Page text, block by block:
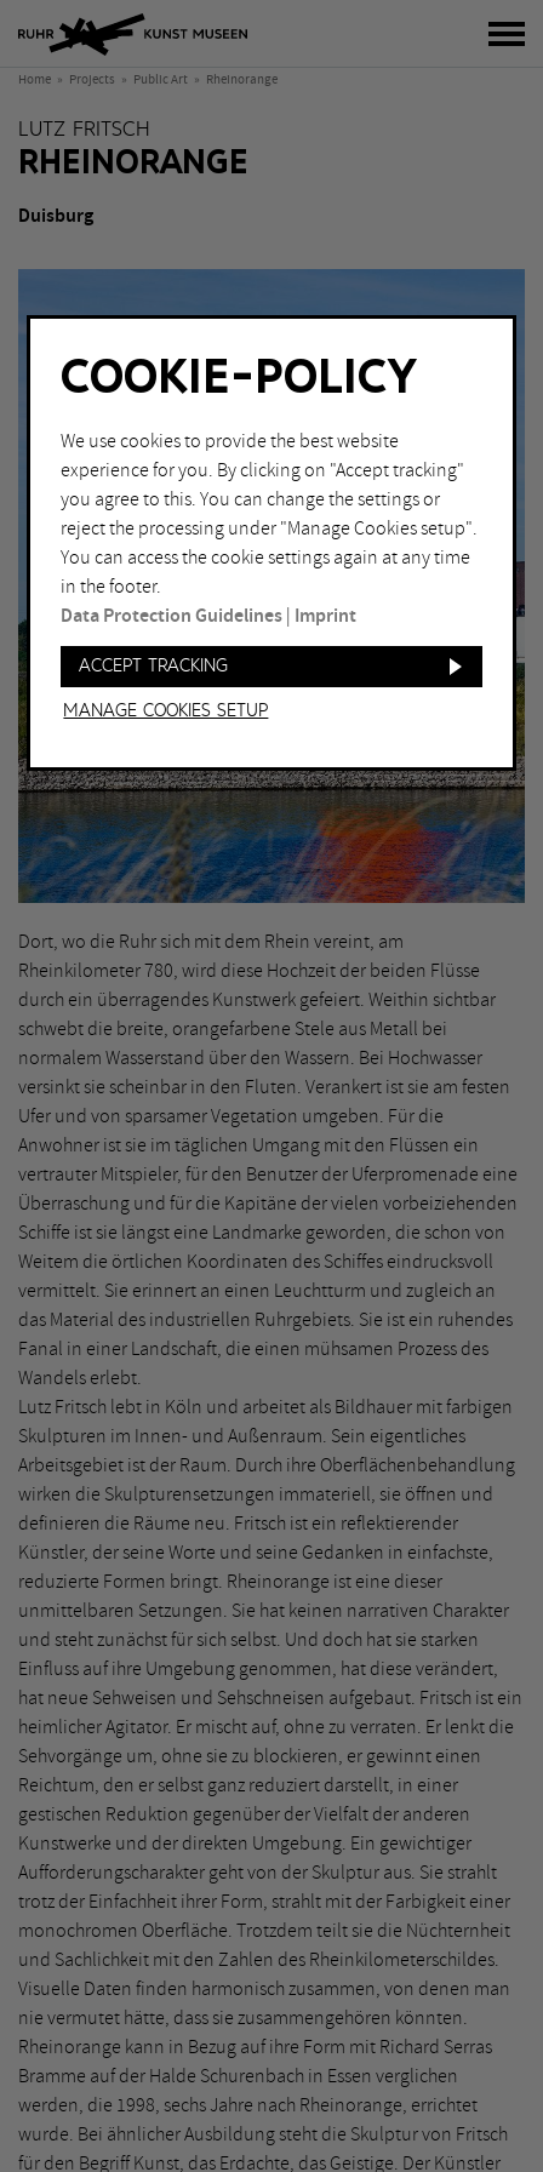
Home Projects Public Art Rheinorange
LUTZ FRITSCH
RHEINORANGE
Duisburg
Dort, wo die Ruhr sich mit dem Rhein vereint, am
Rheinkilometer 780, wird diese Hochzeit der beiden Flüsse
durch ein überragendes Kunstwerk gefeiert. Weithin sichtbar
schwebt die breite, orangefarbene Stele aus Metall bei
normalem Wasserstand über den Wassern. Bei Hochwasser
versinkt sie scheinbar in den Fluten. Verankert ist sie am festen
Ufer und von sparsamer Vegetation umgeben. Für die
Anwohner ist sie im täglichen Umgang mit den Flüssen ein
vertrauter Mitspieler, für den Benutzer der Uferpromenade eine
Überraschung und für die Kapitäne der vielen vorbeiziehenden
Schiffe ist sie längst eine Landmarke geworden, die schon von
Weitem die örtlichen Koordinaten des Schiffes eindrucksvoll
vermittelt. Sie erinnert an einen Leuchtturm und zugleich an
das Material des industriellen Ruhrgebiets. Sie ist ein ruhendes
Fanal in einer Landschaft, die einen mühsamen Prozess des
Wandels erlebt.
Lutz Fritsch lebt in Köln und arbeitet als Bildhauer mit farbigen
Skulpturen im Innen- und Außenraum. Sein eigentliches
Arbeitsgebiet ist der Raum. Durch ihre Oberflächenbehandlung
wirken die Skulpturensetzungen immateriell, sie öffnen und
definieren die Räume neu. Fritsch ist ein reflektierender
Künstler, der seine Worte und seine Gedanken in einfachste,
reduzierte Formen bringt. Rheinorange ist eine dieser
unmittelbaren Setzungen. Sie hat keinen narrativen Charakter
und steht zunächst für sich selbst. Und doch hat sie starken
Einfluss auf ihre Umgebung genommen, hat diese verändert,
hat neue Sehweisen und Sehschneisen aufgebaut. Fritsch ist ein
heimlicher Agitator. Er mischt auf, ohne zu verraten. Er lenkt die
Sehvorgänge um, ohne sie zu blockieren, er gewinnt einen
Reichtum, den er selbst ganz reduziert darstellt, in einer
gestischen Reduktion gegenüber der Vielfalt der anderen
Kunstwerke und der direkten Umgebung. Ein gewichtiger
Aufforderungscharakter geht von der Skulptur aus. Sie strahlt
trotz der Einfachheit ihrer Form, strahlt mit der Farbigkeit einer
monochromen Oberfläche. Trotzdem teilt sie die Nüchternheit
und Sachlichkeit mit den Zahlen des Rheinkilometerschildes.
Visuelle Daten finden harmonisch zusammen, von denen man
nie vermutet hätte, dass sie zusammengehören könnten.
Rheinorange kann in Bezug auf ihre Form mit Richard Serras
Bramme auf der Halde Schurenbach in Essen verglichen
werden, die 1998, sechs Jahre nach Rheinorange, errichtet
wurde. Bei ähnlicher Ausbildung steht die Skulptur von Fritsch
für den Begriff Kunst, das Erdachte, das Geistige. Der Künstler
COOKIE-POLICY
We use cookies to provide the best website
experience for you. By clicking on "Accept tracking"
you agree to this. You can change the settings or
reject the processing under "Manage Cookies setup".
You can access the cookie settings again at any time
in the footer.
Data Protection Guidelines Imprint
Accept tracking
Manage Cookies setup